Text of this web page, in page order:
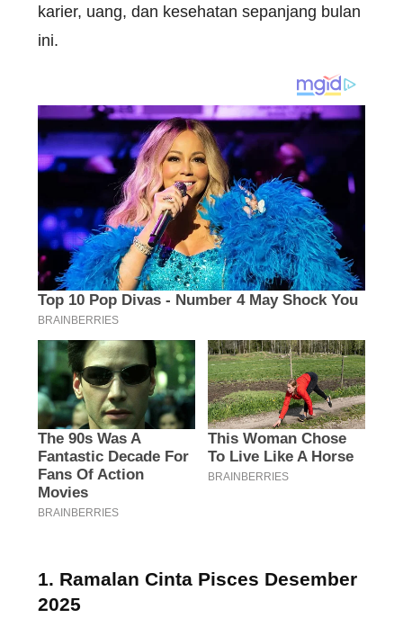
karier, uang, dan kesehatan sepanjang bulan
ini.
1. Ramalan Cinta Pisces Desember
2025